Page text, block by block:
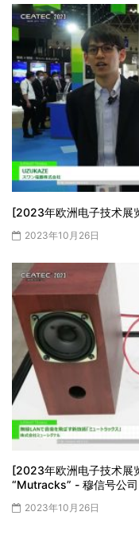
[2023年欧洲电子技术展
2023年10月26日
[2023年欧洲电子技术展
“Mutracks” - 穆信号公司
2023年10月26日